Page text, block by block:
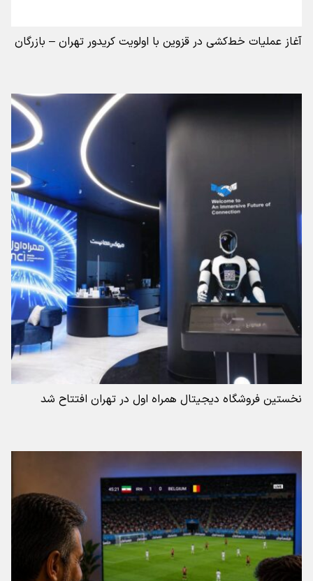
آغاز عملیات خط‌کشی در قزوین با اولویت کریدور تهران – بازرگان
نخستین فروشگاه دیجیتال همراه اول در تهران افتتاح شد